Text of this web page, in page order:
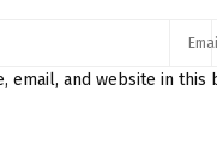
email, and website in